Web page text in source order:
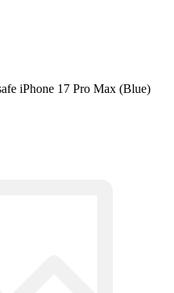
iPhone 17 Pro Max (Blue)